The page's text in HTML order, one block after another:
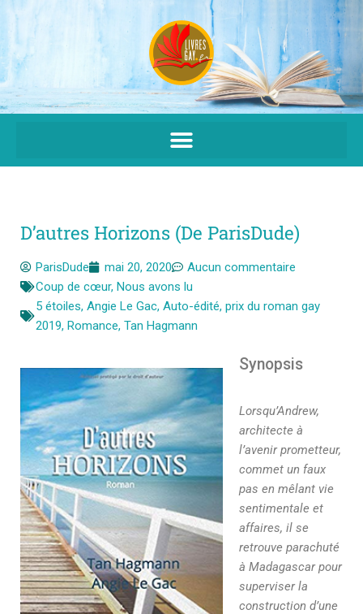
Aller
au
contenu
D’autres Horizons (de ParisDude)
ParisDude mai 20, 2020
Aucun commentaire
Coup de cœur, Nous avons lu
5 étoiles, Angie Le Gac, Auto-édité, prix du roman gay
2019, Romance, Tan Hagmann
Synopsis
Lorsqu’Andrew,
architecte à
l’avenir prometteur,
commet un faux
pas en mêlant vie
sentimentale et
affaires, il se
retrouve parachuté
à Madagascar pour
superviser la
construction d’une